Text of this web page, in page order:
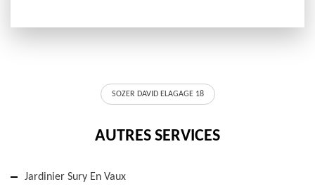
SOZER DAVID ELAGAGE 18
AUTRES SERVICES
Jardinier Sury En Vaux